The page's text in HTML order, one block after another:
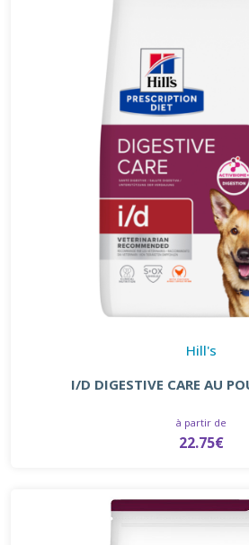
Hill's
I/D DIGESTIVE CARE AU
à partir de
22.75€